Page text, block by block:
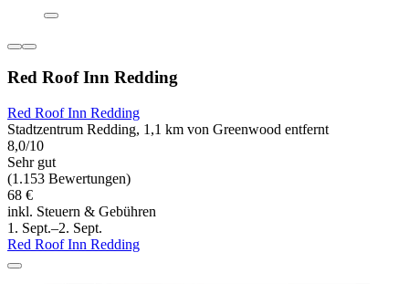
Red Roof Inn Redding
Red Roof Inn Redding
Stadtzentrum Redding, 1,1 km von Greenwood entfernt
8,0/10
Sehr gut
(1.153 Bewertungen)
68 €
inkl. Steuern & Gebühren
1. Sept.–2. Sept.
Red Roof Inn Redding